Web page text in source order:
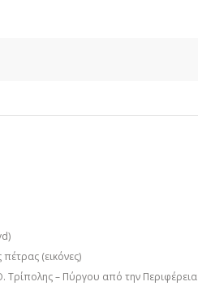
(εικόνες)
Τρίπολης – Πύργου από την Περιφέρεια